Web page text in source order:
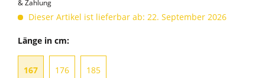
& Zahlung
Dieser Artikel ist lieferbar ab: 22. September 2026
Länge in cm:
167 176 185